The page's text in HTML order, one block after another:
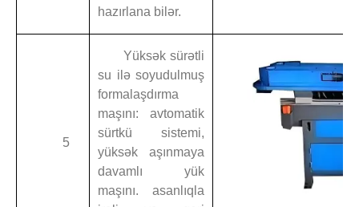
hazırlana bilər.
5
Yüksək sürətli
su ilə soyudulmuş
formalaşdırma
maşını: avtomatik
sürtkü sistemi,
yüksək aşınmaya
davamlı yük
maşını. asanlıqla